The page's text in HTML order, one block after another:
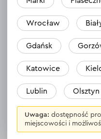
Odpowiedź
Artur
Model ML-320G
płyt gipsowo-kartonowych
ścian pod płytki w łazience
nieprawidłowego
przypadkowo popełnić błąd
także możliwość pracy
Wrocław
Gdańsk
Katowice
Lublin Olsztyn
Uwaga: dostępność
miejscowości i